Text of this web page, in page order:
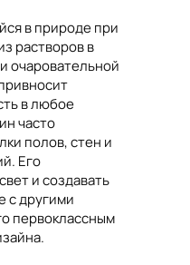
в природе при
растворов в
очаровательной
в любое
часто
полов, стен и
Его
и создавать
с другими
первоклассным